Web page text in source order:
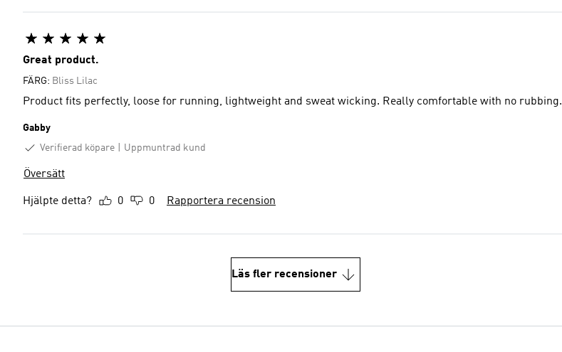
Great product.
FÄRG: Bliss Lilac
Product fits perfectly, loose for running, lightweight and sweat wicking. Really comfortable with no rubbing.
Gabby
Verifierad köpare
Uppmuntrad kund
Översätt
Hjälpte detta? 0 0 Rapportera recension
Läs fler recensioner